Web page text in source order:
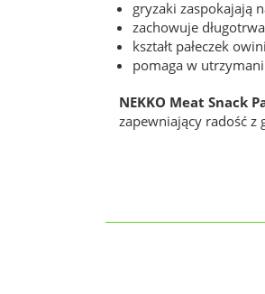
gryzaki zaspokajają
zachowuje
kształt pałeczek
pomaga w
NEKKO Meat Snack
zapewniający radość z